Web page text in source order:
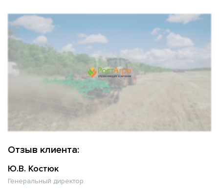
Отзыв клиента:
Ю.В. Костюк
Генеральный директор